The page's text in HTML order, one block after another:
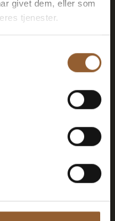
givet dem, eller som
tjenester.